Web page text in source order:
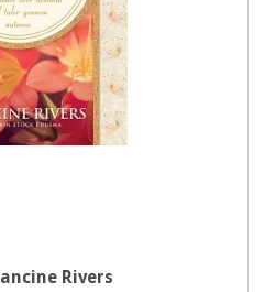
Rivers